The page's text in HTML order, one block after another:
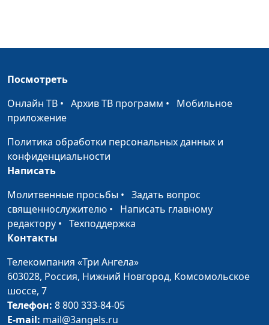
мужчин
Суровый мужчина
консультант
Мужчина - большой
консультант
Воспитание
мальчика без отца
Юлия Синицына, Роман
Личностный рост
мужчины
Юлия Синицына, Роман
консультант
#135
Посмотреть
Онлайн ТВ • Архив ТВ программ • Мобильное
приложение
Политика обработки персональных данных и
конфиденциальности
Написать
Молитвенные просьбы • Задать вопрос
священнослужителю • Написать главному
редактору • Техподдержка
Контакты
Телекомпания «Три Ангела»
603028, Россия, Нижний Новгород, Комсомольское
шоссе, 7
Телефон: 8 800 333-84-05
E-mail: mail@3angels.ru